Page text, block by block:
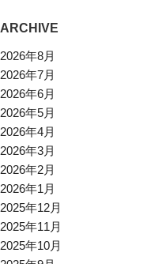
ARCHIVE
2026年8月
2026年7月
2026年6月
2026年5月
2026年4月
2026年3月
2026年2月
2026年1月
2025年12月
2025年11月
2025年10月